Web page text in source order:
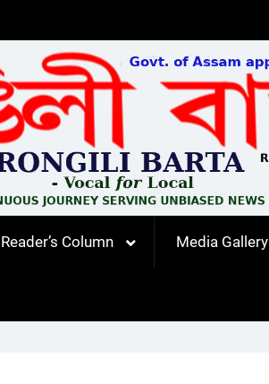
Reader’s Column Media Gallery